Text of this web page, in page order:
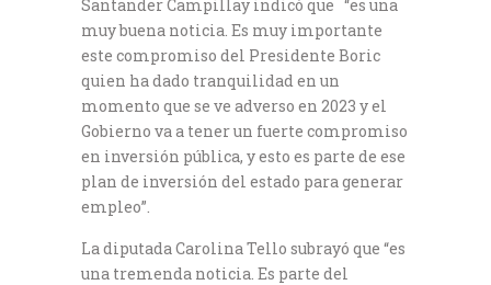
Santander Campillay indicó que “es una
muy buena noticia. Es muy importante
este compromiso del Presidente Boric
quien ha dado tranquilidad en un
momento que se ve adverso en 2023 y el
Gobierno va a tener un fuerte compromiso
en inversión pública, y esto es parte de ese
plan de inversión del estado para generar
empleo”.
La diputada Carolina Tello subrayó que “es
una tremenda noticia. Es parte del